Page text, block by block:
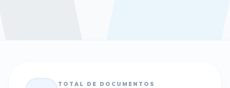
TOTAL DE DOCUMENTOS